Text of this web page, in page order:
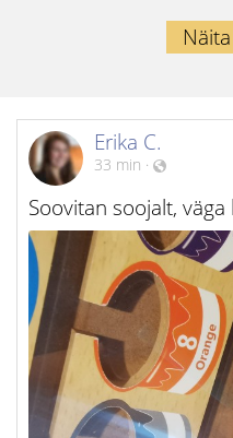
Erika C.
33 min ·
Soovitan soojalt,